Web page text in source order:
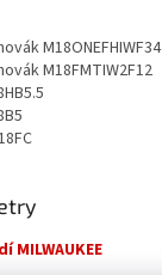
M18ONEFHIWF34
M18FMTIW2F12
MILWAUKEE